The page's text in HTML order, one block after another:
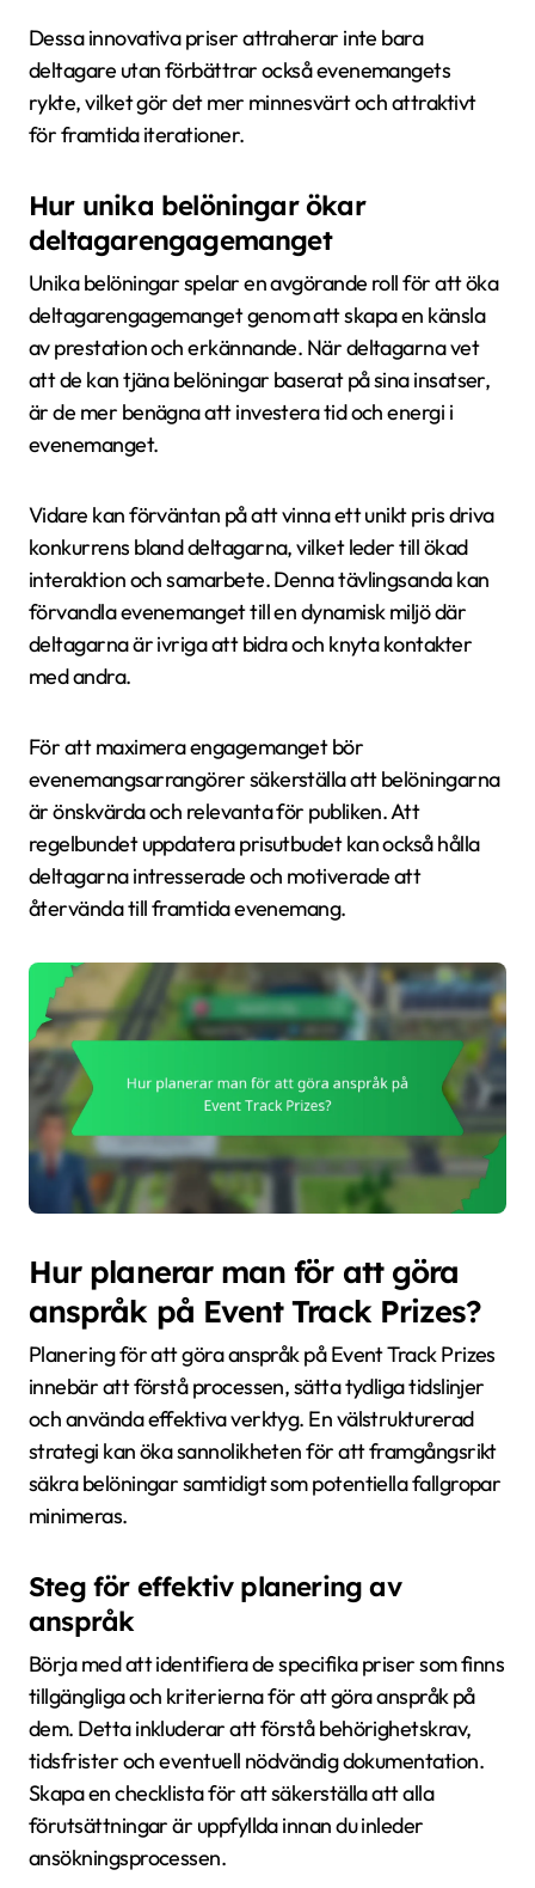
Dessa innovativa priser attraherar inte bara
deltagare utan förbättrar också evenemangets
rykte, vilket gör det mer minnesvärt och attraktivt
för framtida iterationer.
Hur unika belöningar ökar
deltagarengagemanget
Unika belöningar spelar en avgörande roll för att öka
deltagarengagemanget genom att skapa en känsla
av prestation och erkännande. När deltagarna vet
att de kan tjäna belöningar baserat på sina insatser,
är de mer benägna att investera tid och energi i
evenemanget.
Vidare kan förväntan på att vinna ett unikt pris driva
konkurrens bland deltagarna, vilket leder till ökad
interaktion och samarbete. Denna tävlingsanda kan
förvandla evenemanget till en dynamisk miljö där
deltagarna är ivriga att bidra och knyta kontakter
med andra.
För att maximera engagemanget bör
evenemangsarrangörer säkerställa att belöningarna
är önskvärda och relevanta för publiken. Att
regelbundet uppdatera prisutbudet kan också hålla
deltagarna intresserade och motiverade att
återvända till framtida evenemang.
Hur planerar man för att göra
anspråk på Event Track Prizes?
Planering för att göra anspråk på Event Track Prizes
innebär att förstå processen, sätta tydliga tidslinjer
och använda effektiva verktyg. En välstrukturerad
strategi kan öka sannolikheten för att framgångsrikt
säkra belöningar samtidigt som potentiella fallgropar
minimeras.
Steg för effektiv planering av
anspråk
Börja med att identifiera de specifika priser som finns
tillgängliga och kriterierna för att göra anspråk på
dem. Detta inkluderar att förstå behörighetskrav,
tidsfrister och eventuell nödvändig dokumentation.
Skapa en checklista för att säkerställa att alla
förutsättningar är uppfyllda innan du inleder
ansökningsprocessen.